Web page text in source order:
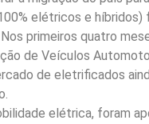
elétricos e
primeiros quatro
de Veículos
de eletrificados
elétrica, foram